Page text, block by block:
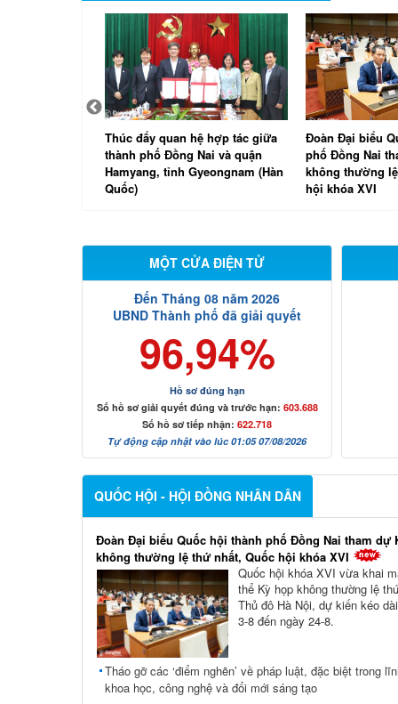
Thúc đẩy quan hệ hợp tác giữa
thành phố Đồng Nai và quận
Hamyang, tỉnh Gyeongnam (Hàn
Quốc)
Đoàn Đại biểu
phố Đồng Nai
không thường
hội khóa XVI
MỘT CỬA ĐIỆN TỬ
Đến Tháng 08 năm 2026
UBND Thành phố đã giải quyết
96,94%
Hồ sơ đúng hạn
Số hồ sơ giải quyết đúng và trước hạn: 603.688
Số hồ sơ tiếp nhận:622.718
Tự động cập nhật vào lúc 01:05 07/08/2026
QUỐC HỘI - HỘI ĐỒNG NHÂN DÂN
Đoàn Đại biểu Quốc hội thành phố Đồng Nai tham dự
không thường lệ thứ nhất, Quốc hội khóa XVI
Quốc hội khóa XVI vừa khai
thể Kỳ họp không thường lệ
Thủ đô Hà Nội, dự kiến kéo
3-8 đến ngày 24-8.
Tháo gỡ các ‘điểm nghẽn’ về pháp luật, đặc biệt trong
khoa học, công nghệ và đổi mới sáng tạo